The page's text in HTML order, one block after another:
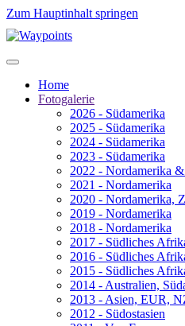
Zum Hauptinhalt springen
Home
Fotogalerie
2026 - Südamerika
2025 - Südamerika
2024 - Südamerika
2023 - Südamerika
2022 - Nordamerika
2021 - Nordamerika
2020 - Nordamerika,
2019 - Nordamerika
2018 - Nordamerika
2017 - Südliches
2016 - Südliches
2015 - Südliches
2014 - Australien,
2013 - Asien, EUR,
2012 - Südostasien